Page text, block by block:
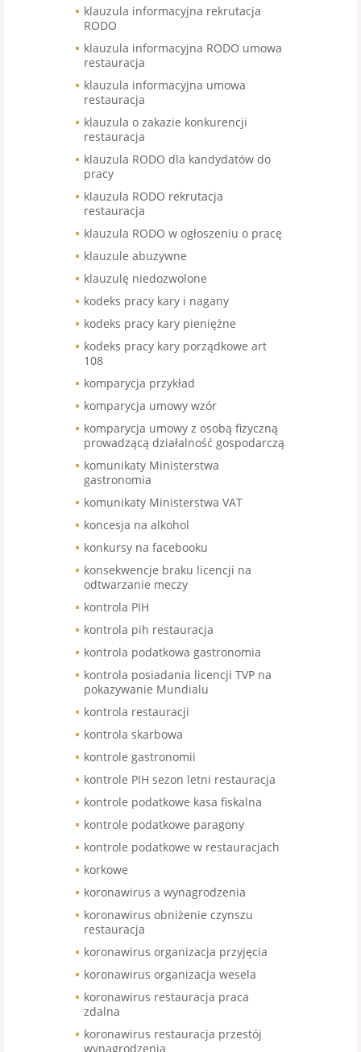
klauzula informacyjna rekrutacja
RODO
klauzula informacyjna RODO umowa
restauracja
klauzula informacyjna umowa
restauracja
klauzula o zakazie konkurencji
restauracja
klauzula RODO dla kandydatów do
pracy
klauzula RODO rekrutacja
restauracja
klauzula RODO w ogłoszeniu o pracę
klauzule abuzywne
klauzulę niedozwolone
kodeks pracy kary i nagany
kodeks pracy kary pieniężne
kodeks pracy kary porządkowe art
108
komparycja przykład
komparycja umowy wzór
komparycja umowy z osobą fizyczną
prowadzącą działalność gospodarczą
komunikaty Ministerstwa
gastronomia
komunikaty Ministerstwa VAT
koncesja na alkohol
konkursy na facebooku
konsekwencje braku licencji na
odtwarzanie meczy
kontrola PIH
kontrola pih restauracja
kontrola podatkowa gastronomia
kontrola posiadania licencji TVP na
pokazywanie Mundialu
kontrola restauracji
kontrola skarbowa
kontrole gastronomii
kontrole PIH sezon letni restauracja
kontrole podatkowe kasa fiskalna
kontrole podatkowe paragony
kontrole podatkowe w restauracjach
korkowe
koronawirus a wynagrodzenia
koronawirus obniżenie czynszu
restauracja
koronawirus organizacja przyjęcia
koronawirus organizacja wesela
koronawirus restauracja praca
zdalna
koronawirus restauracja przestój
wynagrodzenia